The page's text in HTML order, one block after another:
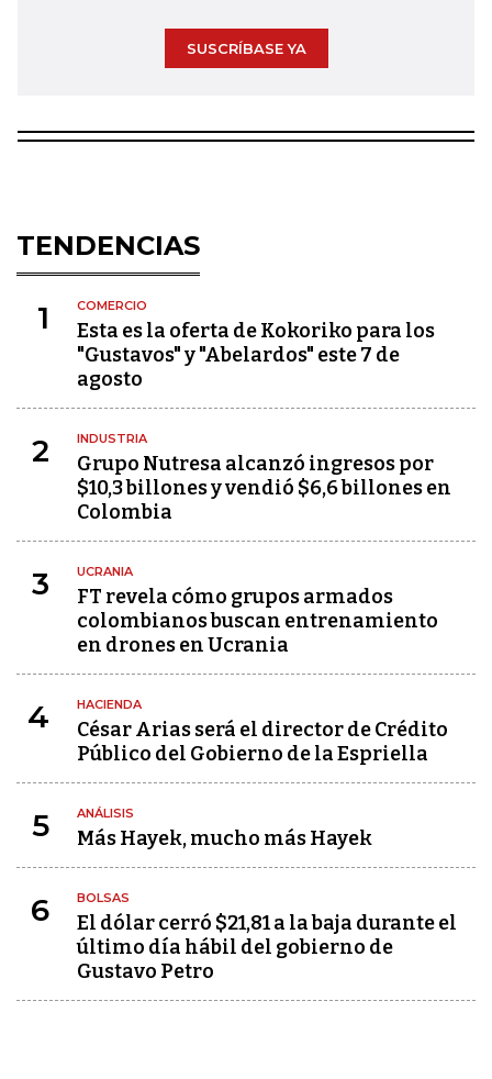
SUSCRÍBASE YA
TENDENCIAS
1 COMERCIO
Esta es la oferta de Kokoriko para los
"Gustavos" y "Abelardos" este 7 de
agosto
2 INDUSTRIA
Grupo Nutresa alcanzó ingresos por
$10,3 billones y vendió $6,6 billones en
Colombia
3 UCRANIA
FT revela cómo grupos armados
colombianos buscan entrenamiento
en drones en Ucrania
4 HACIENDA
César Arias será el director de Crédito
Público del Gobierno de la Espriella
5 ANÁLISIS
Más Hayek, mucho más Hayek
6 BOLSAS
El dólar cerró $21,81 a la baja durante el
último día hábil del gobierno de
Gustavo Petro